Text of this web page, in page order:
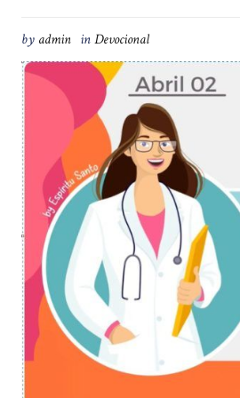
by admin inDevocional